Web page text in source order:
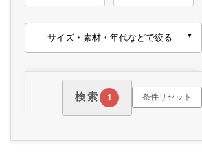
サイズ・素材・年代などで絞る
検索 1 条件リセット